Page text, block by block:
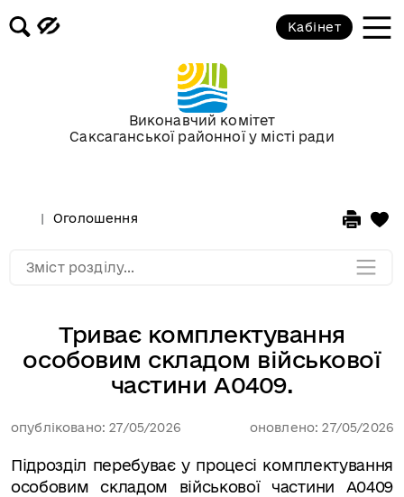
Виконавчий комітет
Саксаганської районної у місті ради
Кабінет
Оголошення
Триває комплектування
особовим складом військової
частини А0409.
опубліковано: 27/05/2026 оновлено: 27/05/2026
Підрозділ перебуває у процесі комплектування
особовим складом військової частини А0409
Зміст розділу...
Відеофіксація засідань постійних
комісій та пленарних засідань
районної ради